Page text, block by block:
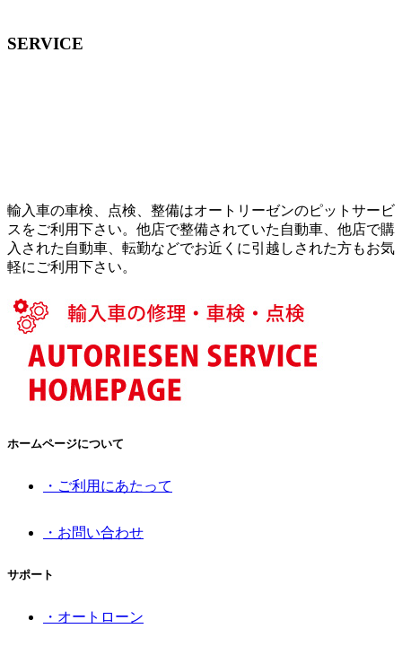
SERVICE
輸入車の車検、点検、整備はオートリーゼンのピットサービ
スをご利用下さい。他店で整備されていた自動車、他店で購
入された自動車、転勤などでお近くに引越しされた方もお気
軽にご利用下さい。
ホームページについて
・ご利用にあたって
・お問い合わせ
サポート
・オートローン